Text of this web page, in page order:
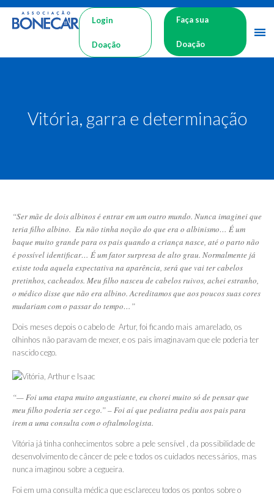
Login
Doação
Faça sua
Doação
Vitória, garra e determinação
“Ser mãe de dois albinos é entrar em um outro mundo. Nunca imaginei que
teria filho albino. Eu não tinha noção do que era o albinismo… É um
baque muito grande para os pais quando a criança nasce, até o parto não
é possível identificar… É um fator surpresa de alto grau. Normalmente já
existe toda aquela expectativa na aparência, será que vai ter cabelos
pretinhos, cacheados. Meu filho nasceu de cabelos ruivos, achei estranho,
o médico disse que não era albino. Acreditamos que aos poucos suas cores
mudariam com o passar do tempo…”
Dois meses depois o cabelo de Artur, foi ficando mais amarelado, os
olhinhos não paravam de mexer, e os pais imaginavam que ele poderia ter
nascido cego.
“— Foi uma etapa muito angustiante, eu chorei muito só de pensar que
meu filho poderia ser cego.” – Foi aí que pediatra pediu aos pais para
irem a uma consulta com o oftalmologista.
Vitória já tinha conhecimentos sobre a pele sensível , da possibilidade de
desenvolvimento de câncer de pele e todos os cuidados necessários, mas
nunca imaginou sobre a cegueira.
Foi em uma consulta médica que esclareceu todos os pontos sobre o